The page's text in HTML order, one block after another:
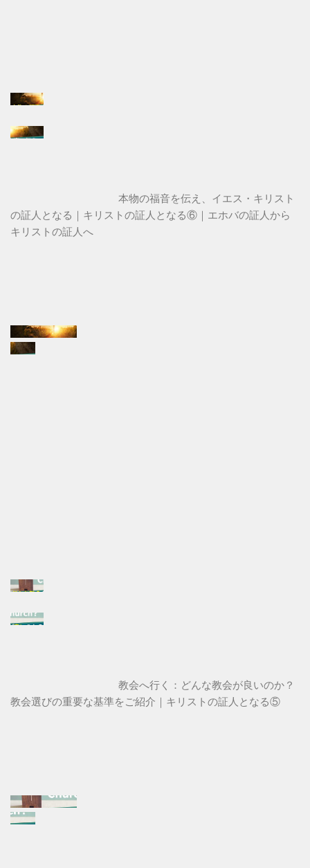
本物の福音を伝え、イエス・キリスト
の証人となる｜キリストの証人となる⑥｜エホバの証人から
キリストの証人へ
教会へ行く：どんな教会が良いのか？
教会選びの重要な基準をご紹介｜キリストの証人となる⑤